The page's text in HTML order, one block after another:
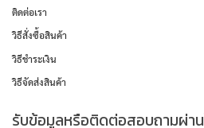
ติดต่อเรา
วิธีสั่งซื้อสินค้า
วิธีชำระเงิน
วิธีจัดส่งสินค้า
รับข้อมูลหรือติดต่อสอบถามผ่าน